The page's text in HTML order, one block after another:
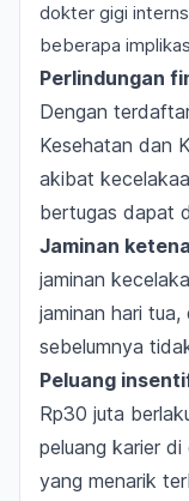
dokter gigi
beberapa
Perlindungan
Dengan
Kesehatan dan
akibat
bertugas dapat
Jaminan
jaminan
jaminan hari
sebelumnya
Peluang
Rp30 juta
peluang karier
yang menarik